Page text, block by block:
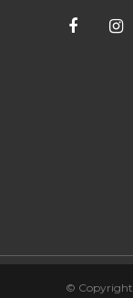
© Copyright